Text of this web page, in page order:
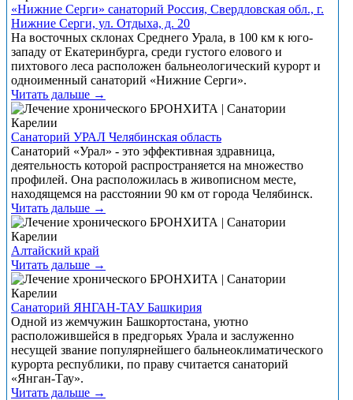
«Нижние Серги» санаторий Россия, Свердловская обл., г.
Нижние Серги, ул. Отдыха, д. 20
На восточных склонах Среднего Урала, в 100 км к юго-
западу от Екатеринбурга, среди густого елового и
пихтового леса расположен бальнеологический курорт и
одноименный санаторий «Нижние Серги».
Читать дальше →
Санаторий УРАЛ Челябинская область
Санаторий «Урал» - это эффективная здравница,
деятельность которой распространяется на множество
профилей. Она расположилась в живописном месте,
находящемся на расстоянии 90 км от города Челябинск.
Читать дальше →
Алтайский край
Читать дальше →
Санаторий ЯНГАН-ТАУ Башкирия
Одной из жемчужин Башкортостана, уютно
расположившейся в предгорьях Урала и заслуженно
несущей звание популярнейшего бальнеоклиматического
курорта республики, по праву считается санаторий
«Янган-Тау».
Читать дальше →